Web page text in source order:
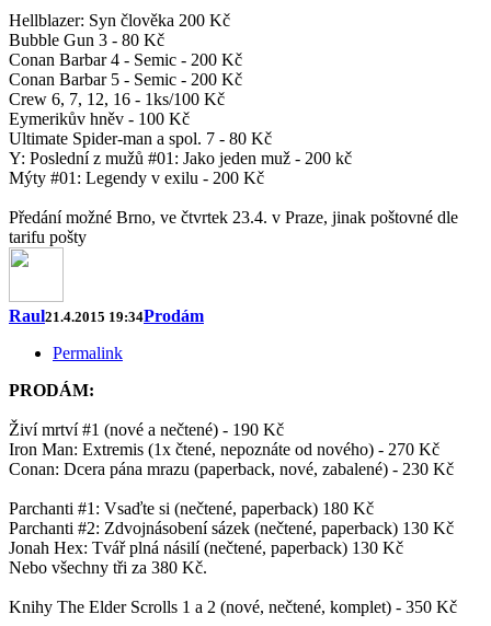
Hellblazer: Syn člověka 200 Kč
Bubble Gun 3 - 80 Kč
Conan Barbar 4 - Semic - 200 Kč
Conan Barbar 5 - Semic - 200 Kč
Crew 6, 7, 12, 16 - 1ks/100 Kč
Eymerikův hněv - 100 Kč
Ultimate Spider-man a spol. 7 - 80 Kč
Y: Poslední z mužů #01: Jako jeden muž - 200 kč
Mýty #01: Legendy v exilu - 200 Kč
Předání možné Brno, ve čtvrtek 23.4. v Praze, jinak poštovné dle
tarifu pošty
Raul21.4.2015 19:34Prodám
Permalink
PRODÁM:
Živí mrtví #1 (nové a nečtené) - 190 Kč
Iron Man: Extremis (1x čtené, nepoznáte od nového) - 270 Kč
Conan: Dcera pána mrazu (paperback, nové, zabalené) - 230 Kč
Parchanti #1: Vsaďte si (nečtené, paperback) 180 Kč
Parchanti #2: Zdvojnásobení sázek (nečtené, paperback) 130 Kč
Jonah Hex: Tvář plná násilí (nečtené, paperback) 130 Kč
Nebo všechny tři za 380 Kč.
Knihy The Elder Scrolls 1 a 2 (nové, nečtené, komplet) - 350 Kč